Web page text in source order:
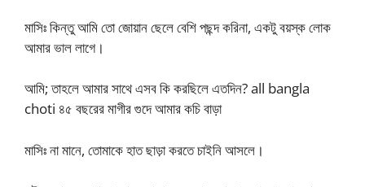
মাসিঃ কিন্তু আমি তো জোয়ান ছেলে বেশি পছন্দ করিনা, একটু বয়স্ক লোক
আমার ভাল লাগে।
আমি; তাহলে আমার সাথে এসব কি করছিলে এতদিন? all bangla
choti ৪৫ বছরের মাগীর গুদে আমার কচি বাড়া
মাসিঃ না মানে, তোমাকে হাত ছাড়া করতে চাইনি আসলে।